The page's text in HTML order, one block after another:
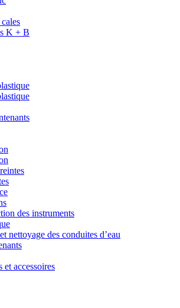
K + B
des instruments
nettoyage des conduites d’eau
et accessoires